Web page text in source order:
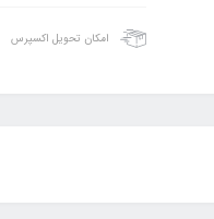
امکان تحویل اکسپرس